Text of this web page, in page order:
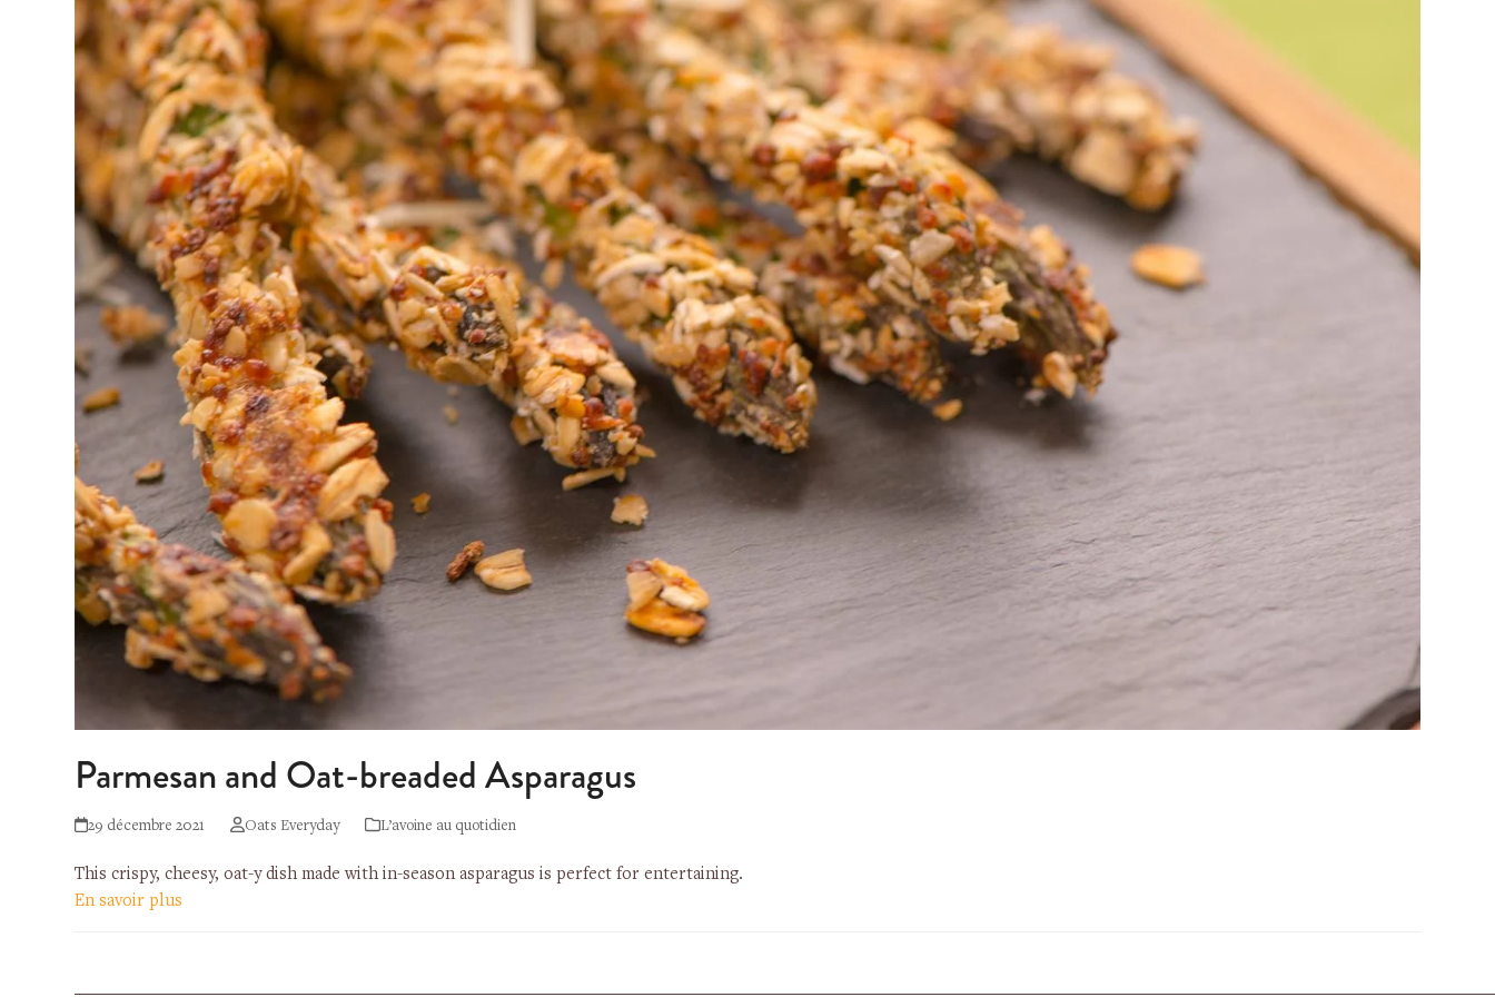
Parmesan and Oat-breaded Asparagus
29 décembre 2021 Oats Everyday L’avoine au quotidien
This crispy, cheesy, oat-y dish made with in-season asparagus is perfect for entertaining.
En savoir plus